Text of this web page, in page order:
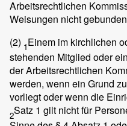
Arbeitsrechtlichen
Weisungen nicht
(2) 1Einem im kirchlichen
stehenden Mitglied oder
der Arbeitsrechtlichen
werden, wenn ein Grund
vorliegt oder wenn die
2Satz 1 gilt nicht für